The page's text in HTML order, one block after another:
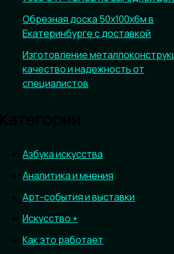
Обрезная доска 50х100х6м в
Екатеринбурге с доставкой
Изготовление
качество и надежность от
специалистов
Азбука искусства
Аналитика и мнения
Арт-события и выставки
Искусство +
Как это работает